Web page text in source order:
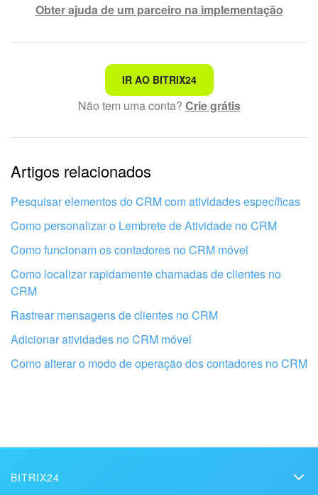
Obter ajuda de um parceiro na implementação
Não é o que estou procurando
Texto complexo e incompreensível
Informações estão desatualizadas
Explicação muito breve, preciso de mais informações
Não gosto de como esta ferramenta funciona
profissionais locais
IR AO BITRIX24
Não tem uma conta? Crie grátis
Artigos relacionados
Pesquisar elementos do CRM com atividades específicas
Como personalizar o Lembrete de Atividade no CRM
Como funcionam os contadores no CRM móvel
Como localizar rapidamente chamadas de clientes no
CRM
Rastrear mensagens de clientes no CRM
Adicionar atividades no CRM móvel
Como alterar o modo de operação dos contadores no CRM
BITRIX24